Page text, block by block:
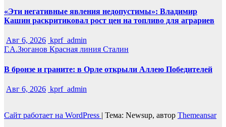
«Эти негативные явления недопустимы»: Владимир
Кашин раскритиковал рост цен на топливо для аграриев
Авг 6, 2026 kprf_admin
Г.А.Зюганов Красная линия Сталин
В бронзе и граните: в Орле открыли Аллею Победителей
Авг 6, 2026 kprf_admin
Сайт работает на WordPress | Тема: Newsup, автор Themeansar